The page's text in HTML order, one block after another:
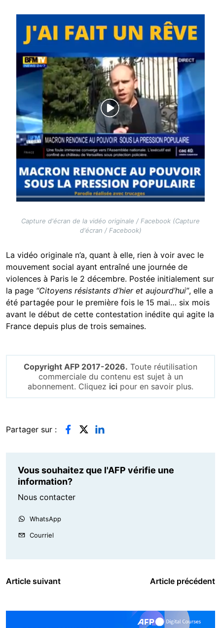
Capture d'écran de la vidéo originale / Facebook (Capture
d'écran / Facebook)
La vidéo originale n’a, quant à elle, rien à voir avec le
mouvement social ayant entraîné une journée de
violences à Paris le 2 décembre. Postée initialement sur
la page “Citoyens résistants d’hier et aujourd’hui”, elle a
été partagée pour le première fois le 15 mai… six mois
avant le début de cette contestation inédite qui agite la
France depuis plus de trois semaines.
Copyright AFP 2017-2026. Toute réutilisation
commerciale du contenu est sujet à un
abonnement. Cliquez ici pour en savoir plus.
Partager sur :
Vous souhaitez que l'AFP vérifie une
information?
Nous contacter
WhatsApp
Courriel
Article suivant Article précédent